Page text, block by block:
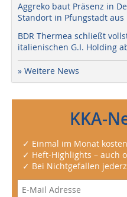
Aggreko baut Präsenz in
Standort in Pfungstadt aus
BDR Thermea schließt
italienischen G.I. Holding
» Weitere News
KKA-
✓ Einmal im Monat
✓ Heft-Highlights – auch
✓ Bei Nichtgefallen